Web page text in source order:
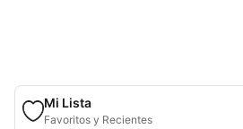
Mi Lista
Favoritos y Recientes